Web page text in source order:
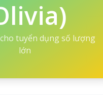
tuyển dụng số lượng
lớn